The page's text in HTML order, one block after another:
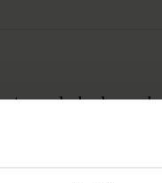
og glade dage,